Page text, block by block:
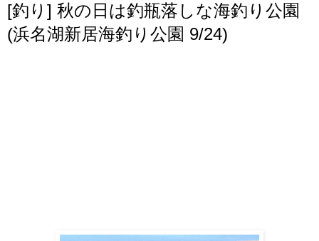
[釣り] 秋の日は釣瓶落しな海釣り公園
(浜名湖新居海釣り公園 9/24)